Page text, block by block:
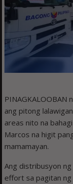
PINAGKALOOBAN
ang pitong
areas nito na
Marcos na higit
mamamayan.
Ang distribusyon
effort sa pagitan